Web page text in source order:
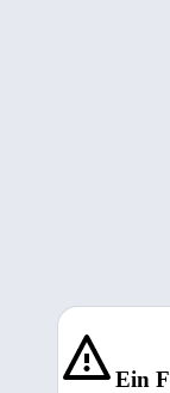
Ein